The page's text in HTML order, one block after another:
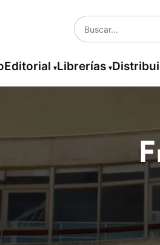
Editorial Librerías